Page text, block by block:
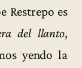
Restrepo es
del llanto,
yendo la